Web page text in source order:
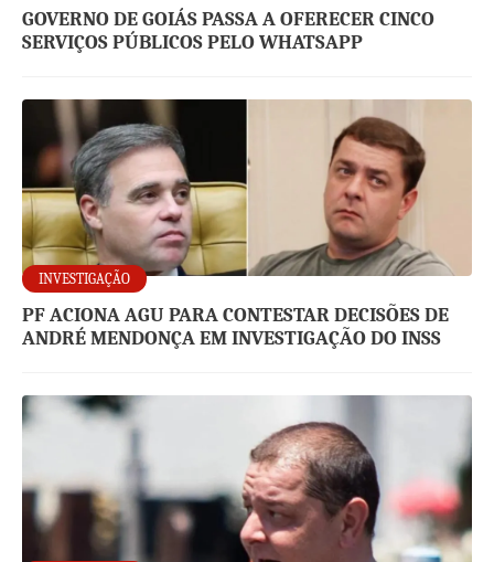
GOVERNO DE GOIÁS PASSA A OFERECER CINCO
SERVIÇOS PÚBLICOS PELO WHATSAPP
INVESTIGAÇÃO
PF ACIONA AGU PARA CONTESTAR DECISÕES DE
ANDRÉ MENDONÇA EM INVESTIGAÇÃO DO INSS